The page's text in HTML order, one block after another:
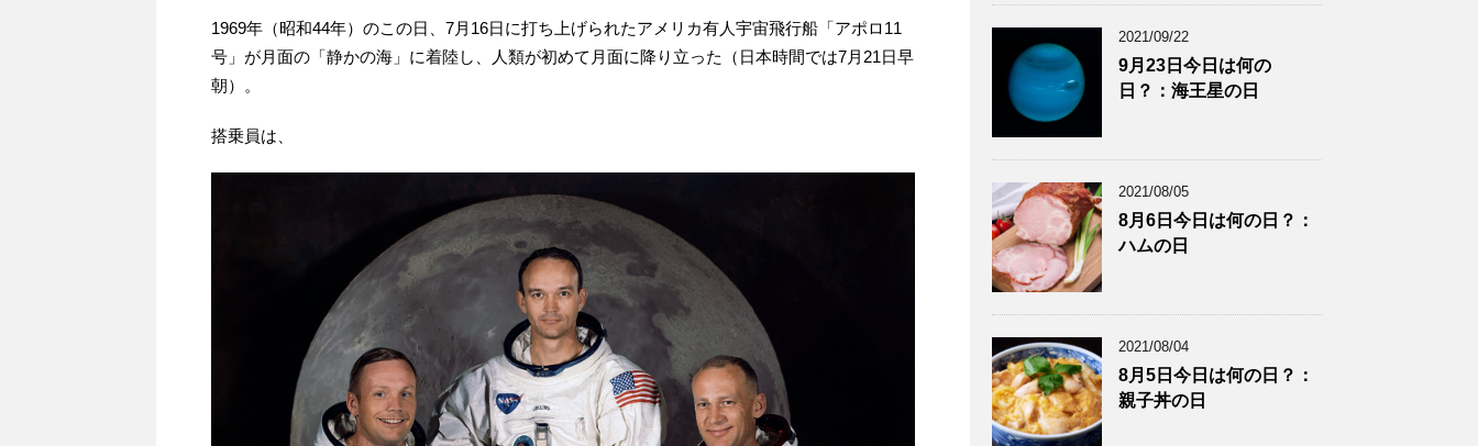
1969年（昭和44年）のこの日、7月16日に打ち上げられたアメリカ有人宇宙飛行船「アポロ11
号」が月面の「静かの海」に着陸し、人類が初めて月面に降り立った（日本時間では7月21日早
朝）。
搭乗員は、
2021/09/22
9月23日今日は何の
日？：海王星の日
2021/08/05
8月6日今日は何の日？：
ハムの日
2021/08/04
8月5日今日は何の日？：
親子丼の日